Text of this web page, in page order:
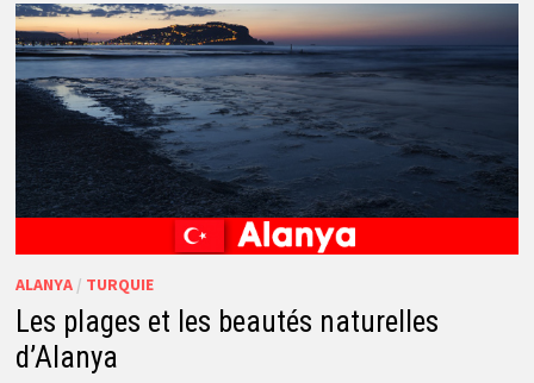
ALANYA/ TURQUIE
Les plages et les beautés naturelles
d’Alanya